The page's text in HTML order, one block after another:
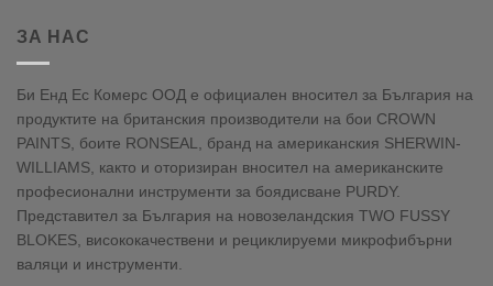
ЗА НАС
Би Енд Ес Комерс ООД е официален вносител за България на
продуктите на британския производители на бои CROWN
PAINTS, боите RONSEAL, бранд на американския SHERWIN-
WILLIAMS, както и оторизиран вносител на американските
професионални инструменти за боядисване PURDY.
Представител за България на новозеландския TWO FUSSY
BLOKES, висококачествени и рециклируеми микрофибърни
валяци и инструменти.